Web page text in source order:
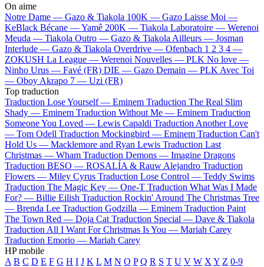
On aime
Notre Dame — Gazo & Tiakola 100K — Gazo Laisse Moi —
KeBlack Bécane —Yamê 200K — Tiakola Laboratoire — Werenoi
Meuda — Tiakola Outro — Gazo & Tiakola Ailleurs — Josman
Interlude — Gazo & Tiakola Overdrive — Ofenbach 1 2 3 4 —
ZOKUSH La League — Werenoi Nouvelles — PLK No love —
Ninho Urus — Favé (FR) DIE — Gazo Demain — PLK Avec Toi
— Oboy Akrapo 7 — Uzi (FR)
Top traduction
Traduction Lose Yourself — Eminem Traduction The Real Slim
Shady — Eminem Traduction Without Me — Eminem Traduction
Someone You Loved — Lewis Capaldi Traduction Another Love
— Tom Odell Traduction Mockingbird — Eminem Traduction Can't
Hold Us — Macklemore and Ryan Lewis Traduction Last
Christmas — Wham Traduction Demons — Imagine Dragons
Traduction BESO — ROSALÍA & Rauw Alejandro Traduction
Flowers — Miley Cyrus Traduction Lose Control — Teddy Swims
Traduction The Magic Key — One-T Traduction What Was I Made
For? — Billie Eilish Traduction Rockin' Around The Christmas Tree
— Brenda Lee Traduction Godzilla — Eminem Traduction Paint
The Town Red — Doja Cat Traduction Special — Dave & Tiakola
Traduction All I Want For Christmas Is You — Mariah Carey
Traduction Emorio — Mariah Carey
HP mobile
A B C D E F G H I J K L M N O P Q R S T U V W X Y Z 0-9